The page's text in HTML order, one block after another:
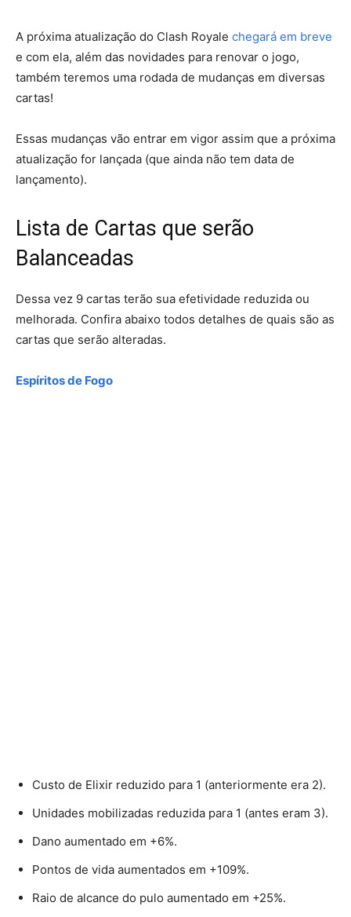
A próxima atualização do Clash Royale chegará em breve
e com ela, além das novidades para renovar o jogo,
também teremos uma rodada de mudanças em diversas
cartas!
Essas mudanças vão entrar em vigor assim que a próxima
atualização for lançada (que ainda não tem data de
lançamento).
Lista de Cartas que serão
Balanceadas
Dessa vez 9 cartas terão sua efetividade reduzida ou
melhorada. Confira abaixo todos detalhes de quais são as
cartas que serão alteradas.
Espíritosde Fogo
Custo de Elixir reduzido para 1 (anteriormente era 2).
Unidades mobilizadas reduzida para 1 (antes eram 3).
Dano aumentado em +6%.
Pontos de vida aumentados em +109%.
Raio de alcance do pulo aumentado em +25%.